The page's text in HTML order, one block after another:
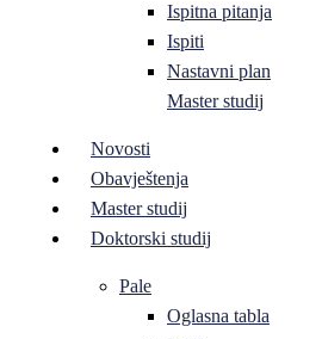
Ispitna pitanja
Ispiti
Nastavni plan
Master studij
Novosti
Obavještenja
Master studij
Doktorski studij
Pale
Oglasna tabla